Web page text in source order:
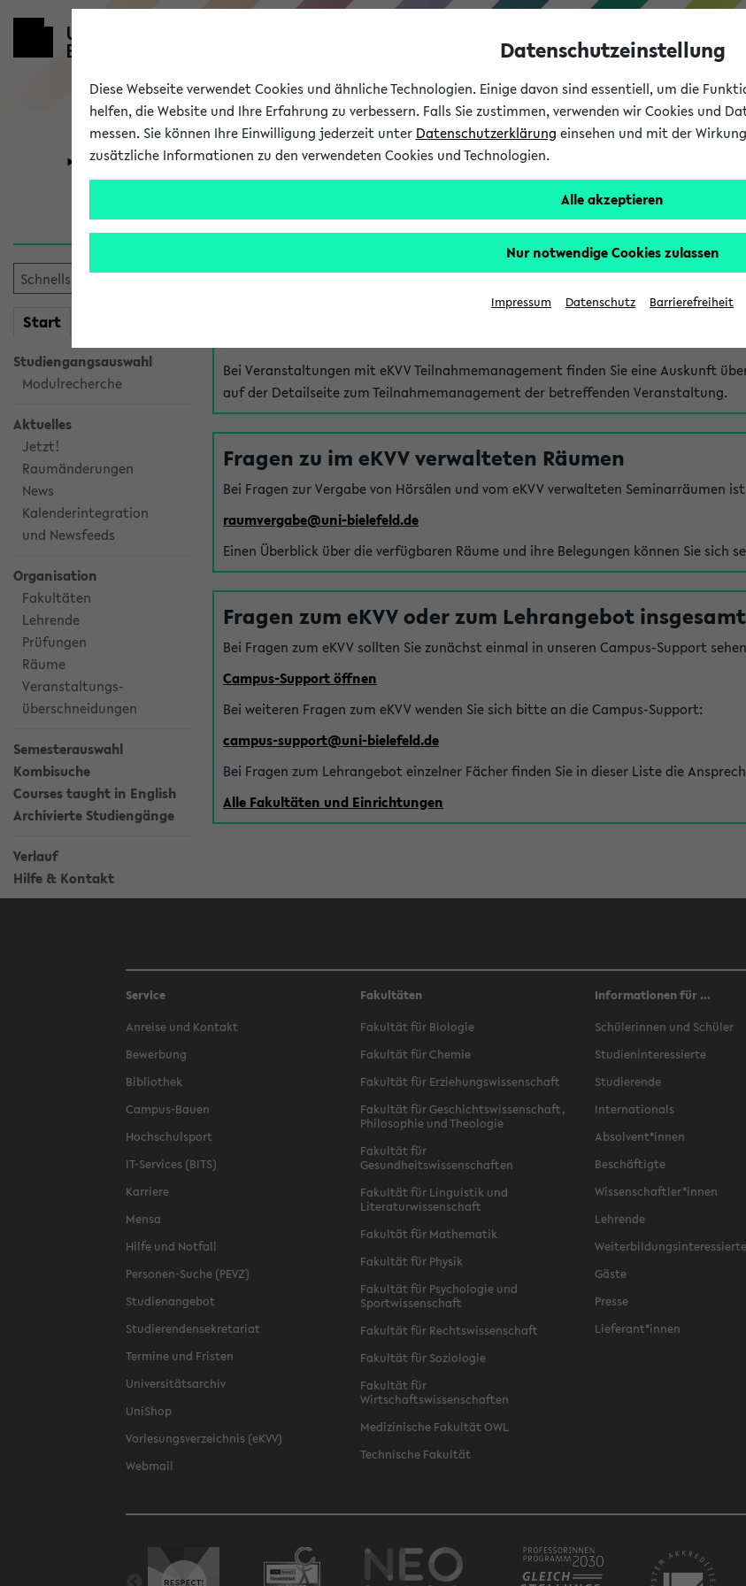
Universität Forschung Studium
Start
Studiengangsauswahl
Modulrecherche
Aktuelles
Jetzt!
Raumänderungen
News
Kalenderintegration
und Newsfeeds
Organisation
Fakultäten
Lehrende
Prüfungen
Räume
Veranstaltungs-
überschneidungen
Semesterauswahl
Kombisuche
Courses taught in English
Archivierte Studiengänge
Verlauf
Hilfe & Kontakt
Hilfe & Kontakt
Bei Veranstaltungen mit eKVV Teilnahmemanagement finden Sie eine Auskunft
auf der Detailseite zum Teilnahmemanagement der betreffenden Veranstaltung.
Fragen zu im eKVV verwalteten Räumen
Bei Fragen zur Vergabe von Hörsälen und vom eKVV verwalteten Seminarräumen
raumvergabe@uni-bielefeld.de
Einen Überblick über die verfügbaren Räume und ihre Belegungen können Sie sich
Fragen zum eKVV oder zum Lehrangebot insgesamt
Bei Fragen zum eKVV sollten Sie zunächst einmal in unseren Campus-Support
Campus-Support öffnen
Bei weiteren Fragen zum eKVV wenden Sie sich bitte an die Campus-Support:
campus-support@uni-bielefeld.de
Bei Fragen zum Lehrangebot einzelner Fächer finden Sie in dieser Liste die
Alle Fakultäten und Einrichtungen
Service
Anreise und Kontakt
Bewerbung
Bibliothek
Campus-Bauen
Hochschulsport
IT-Services (BITS)
Karriere
Mensa
Hilfe und Notfall
Personen-Suche (PEVZ)
Studienangebot
Studierendensekretariat
Termine und Fristen
Universitätsarchiv
UniShop
Vorlesungsverzeichnis (eKVV)
Webmail
Fakultäten
Fakultät für Biologie
Fakultät für Chemie
Fakultät für Erziehungswissenschaft
Fakultät für Geschichtswissenschaft,
Philosophie und Theologie
Fakultät für
Gesundheitswissenschaften
Fakultät für Linguistik und
Literaturwissenschaft
Fakultät für Mathematik
Fakultät für Physik
Fakultät für Psychologie und
Sportwissenschaft
Fakultät für Rechtswissenschaft
Fakultät für Soziologie
Fakultät für
Wirtschaftswissenschaften
Medizinische Fakultät OWL
Technische Fakultät
Informationen für ...
Schülerinnen und Schüler
Studieninteressierte
Studierende
Internationals
Absolvent*innen
Beschäftigte
Wissenschaftler*innen
Lehrende
Weiterbildungsinteressierte
Gäste
Presse
Lieferant*innen
Datenschutzeinstellung
Diese Webseite verwendet Cookies und ähnliche Technologien. Einige davon sind essentiell, um die
helfen, die Website und Ihre Erfahrung zu verbessern. Falls Sie zustimmen, verwenden wir Cookies und
messen. Sie können Ihre Einwilligung jederzeit unter Datenschutzerklärung einsehen und mit der
zusätzliche Informationen zu den verwendeten Cookies und Technologien.
Alle akzeptieren
Nur notwendige Cookies zulassen
Impressum Datenschutz Barrierefreiheit